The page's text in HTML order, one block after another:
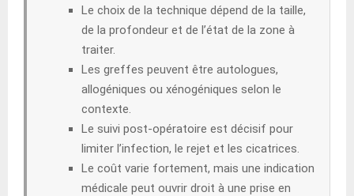
Le choix de la technique dépend de la taille,
de la profondeur et de l’état de la zone à
traiter.
Les greffes peuvent être autologues,
allogéniques ou xénogéniques selon le
contexte.
Le suivi post-opératoire est décisif pour
limiter l’infection, le rejet et les cicatrices.
Le coût varie fortement, mais une indication
médicale peut ouvrir droit à une prise en